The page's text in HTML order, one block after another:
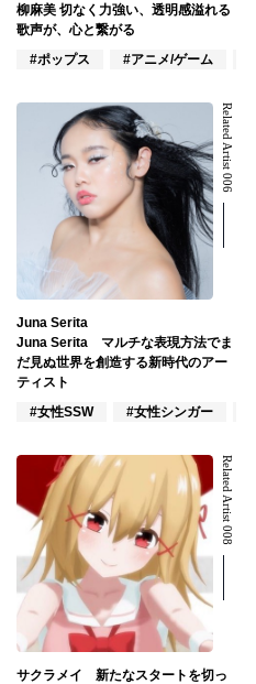
柳麻美 切なく力強い、透明感溢れる
歌声が、心と繋がる
#ポップス
#アニメ/ゲーム
Related Artist 006
Juna Serita
Juna Serita マルチな表現方法でま
だ見ぬ世界を創造する新時代のアー
ティスト
#女性SSW
#女性シンガー
Related Artist 008
サクラメイ 新たなスタートを切っ